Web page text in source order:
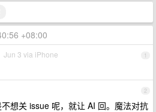
+08:00
1
Jun 3 via iPhone
2
想关 issue 呢，就让 AI 回。魔法对抗